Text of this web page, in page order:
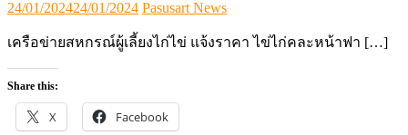
Posted
24/01/202424/01/2024 Author
Pasusart News
เครือข่ายสหกรณ์ผู้เลี้ยงไก่ไข่ แจ้งราคา ไข่ไก่คละหน้าฟา […]
Share this:
X Facebook